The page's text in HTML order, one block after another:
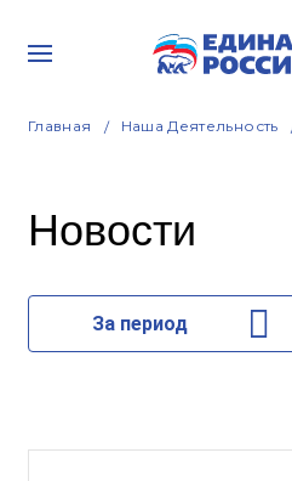
Главная Наша Деятельность
Новости
За период